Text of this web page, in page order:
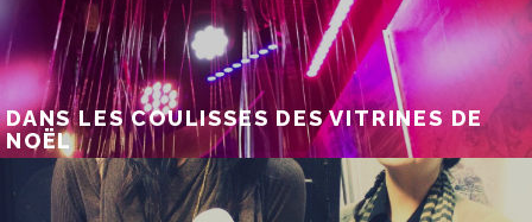
DANS LES COULISSES DES VITRINES DE
NOËL